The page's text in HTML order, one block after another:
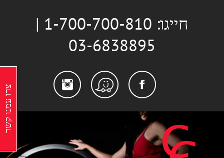
חייגו: 1-700-700-810 |
03-6838895
Facebook
Waze
צרו עמנו קשר